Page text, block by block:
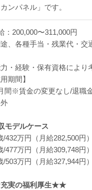
ンパネル」です。
：200,000〜311,000円
、各種手当・残業代・交
・経験・保有資格により
用期間】
間※賃金の変更なし/退職
モデルケース
/432万円（月給282,500円）
/477万円（月給309,748円）
/503万円（月給327,944円）
実の福利厚生★★